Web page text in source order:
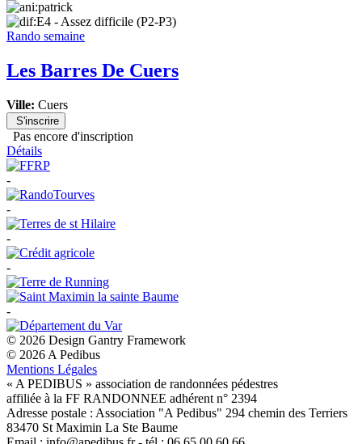
Rando semaine
Les Barres De Cuers
Ville: Cuers
S'inscrire
Pas encore d'inscription
Détails
-
-
-
-
-
© 2026 Design Gantry Framework
© 2026 A Pedibus
Mentions Légales
« A PEDIBUS » association de randonnées pédestres
affiliée à la FF RANDONNEE adhérent n° 2394
Adresse postale : Association "A Pedibus" 294 chemin des Terriers
83470 St Maximin La Ste Baume